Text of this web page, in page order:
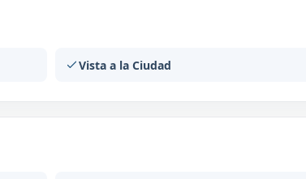
Vista a la Ciudad